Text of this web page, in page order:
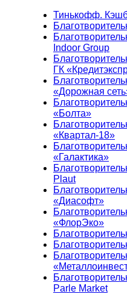
Тинькофф.
Indoor Group
ГК
«Дорожная
«Болта»
«Квартал-18»
«Галактика»
Plaut
«Диасофт»
«ФлорЭко»
Parle Market